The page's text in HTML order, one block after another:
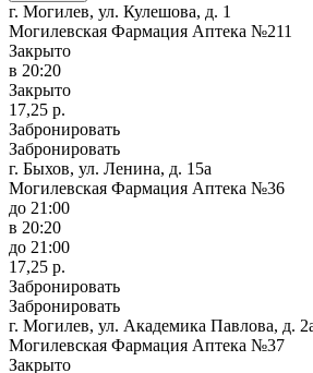
г. Могилев, ул. Кулешова, д. 1
Могилевская Фармация Аптека №211
Закрыто
в 20:20
Закрыто
17,25 р.
Забронировать
Забронировать
г. Быхов, ул. Ленина, д. 15а
Могилевская Фармация Аптека №36
до 21:00
в 20:20
до 21:00
17,25 р.
Забронировать
Забронировать
г. Могилев, ул. Академика Павлова, д.
Могилевская Фармация Аптека №37
Закрыто